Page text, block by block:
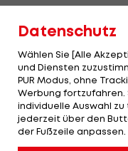
Datenschutz
Wählen Sie [Alle
und Diensten
PUR Modus, ohne
Werbung fortzufahren.
individuelle Auswahl
jederzeit über den
der Fußzeile anpassen.